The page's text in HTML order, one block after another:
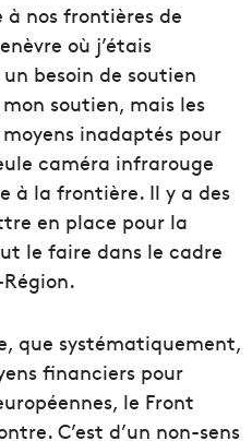
à nos frontières de
où j’étais
besoin de soutien
soutien, mais les
inadaptés pour
caméra infrarouge
à la frontière. Il y a des
en place pour la
le faire dans le cadre
que systématiquement,
financiers pour
le Front
C’est d’un non-sens